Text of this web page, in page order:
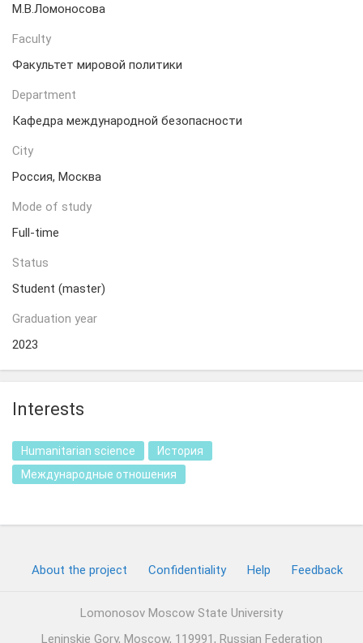
М.В.Ломоносова
Faculty
Факультет мировой политики
Department
Кафедра международной безопасности
City
Россия, Москва
Mode of study
Full-time
Status
Student (master)
Graduation year
2023
Interests
Humanitarian science
История
Международные отношения
About the project Confidentiality Help Feedback
Lomonosov Moscow State University
Leninskie Gory, Moscow, 119991, Russian Federation